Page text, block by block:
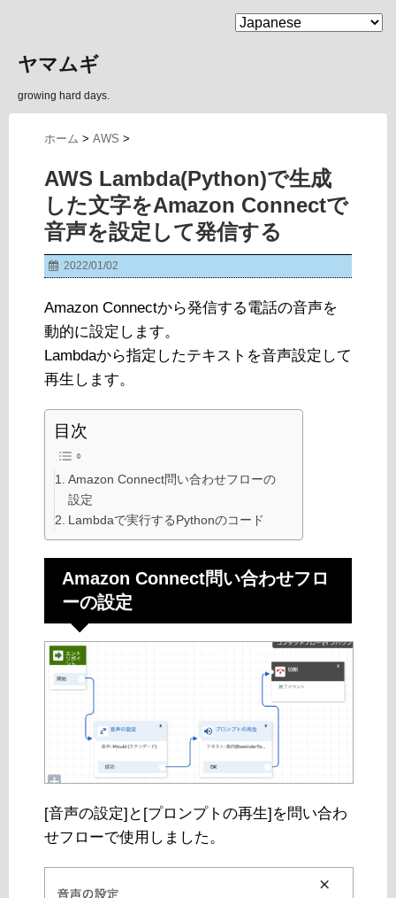
MENU
ヤマムギ
growing hard days.
ホーム > AWS >
AWS Lambda(Python)で生成
した文字をAmazon Connectで
音声を設定して発信する
2022/01/02
Amazon Connectから発信する電話の音声を
動的に設定します。
Lambdaから指定したテキストを音声設定して
再生します。
目次
Amazon Connect問い合わせフローの
設定
Lambdaで実行するPythonのコード
Amazon Connect問い合わせフロ
ーの設定
[音声の設定]と[プロンプトの再生]を問い合わ
せフローで使用しました。